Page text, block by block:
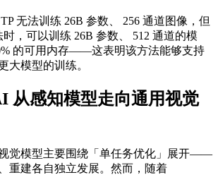
无法训练 26B 参数、 256 通道图像，但
，可以训练 26B 参数、 512 通道的模
的可用内存——这表明该方法能够支持
大模型的训练。
从感知模型走向通用视觉
觉模型主要围绕「单任务优化」展开——
重建各自独立发展。然而，随着